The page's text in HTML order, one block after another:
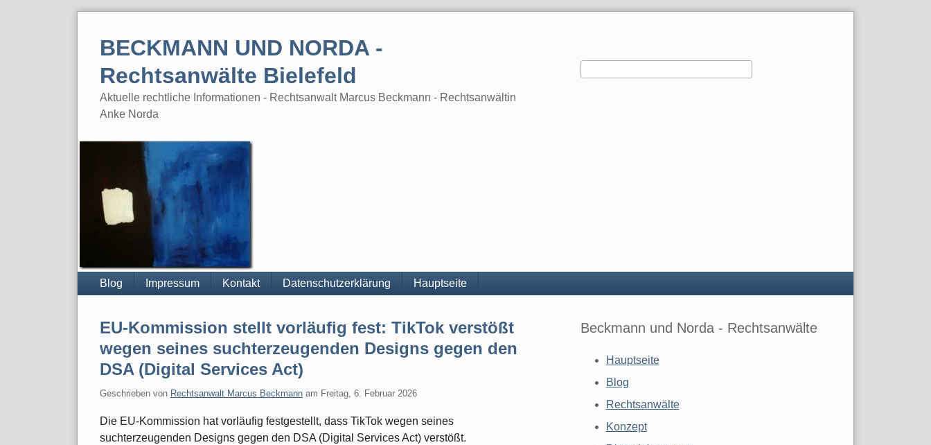
BECKMANN UND NORDA -
Rechtsanwälte Bielefeld
Aktuelle rechtliche Informationen - Rechtsanwalt Marcus Beckmann - Rechtsanwältin
Anke Norda
Blog Impressum Kontakt Datenschutzerklärung Hauptseite
EU-Kommission stellt vorläufig fest: TikTok verstößt
wegen seines suchterzeugenden Designs gegen den
DSA (Digital Services Act)
Geschrieben von Rechtsanwalt Marcus Beckmann am Freitag, 6. Februar 2026
Die EU-Kommission hat vorläufig festgestellt, dass TikTok wegen seines
suchterzeugenden Designs gegen den DSA (Digital Services Act) verstößt.
Beckmann und Norda - Rechtsanwälte
Hauptseite
Blog
Rechtsanwälte
Konzept